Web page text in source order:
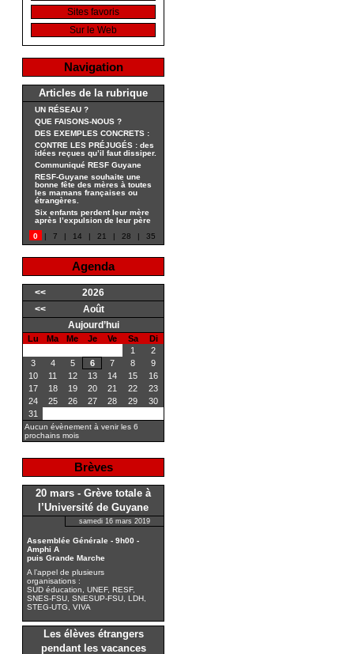
Sites favoris
Sur le Web
Navigation
Articles de la rubrique
UN RÉSEAU ?
QUE FAISONS-NOUS ?
DES EXEMPLES CONCRETS :
CONTRE LES PRÉJUGÉS : des
idées reçues qu’il faut dissiper.
Communiqué RESF Guyane
RESF-Guyane souhaite une
bonne fête des mères à toutes
les mamans françaises ou
étrangères.
Six enfants perdent leur mère
après l’expulsion de leur père
0
| 7 | 14 | 21 | 28 | 35
Agenda
<<
2026
<<
Août
Aujourd’hui
Lu Ma Me Je Ve Sa
Di
1
2
3
4 5 6 7 8
9
10
11 12 13 14 15
16
17
18 19 20 21 22
23
24
25 26 27 28 29
30
31
Aucun évènement à venir les 6
prochains mois
Brèves
20 mars - Grève totale à
l’Université de Guyane
samedi 16 mars 2019
Assemblée Générale - 9h00 -
Amphi A
puis Grande Marche
A l’appel de plusieurs
organisations :
SUD éducation, UNEF, RESF,
SNES-FSU, SNESUP-FSU, LDH,
STEG-UTG, VIVA
Les élèves étrangers
pendant les vacances